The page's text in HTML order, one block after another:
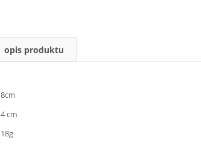
opis produktu
8cm
4 cm
18g